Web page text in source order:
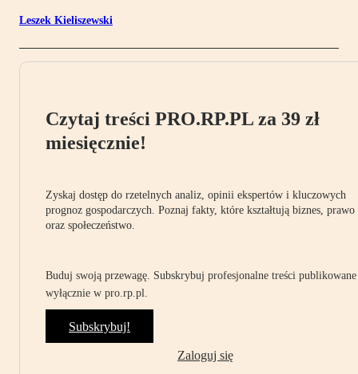
Leszek Kieliszewski
Czytaj treści PRO.RP.PL za 39 zł
miesięcznie!
Zyskaj dostęp do rzetelnych analiz, opinii ekspertów i kluczowych
prognoz gospodarczych. Poznaj fakty, które kształtują biznes, prawo
oraz społeczeństwo.
Buduj swoją przewagę. Subskrybuj profesjonalne treści publikowane
wyłącznie w pro.rp.pl.
Subskrybuj!
Zaloguj się